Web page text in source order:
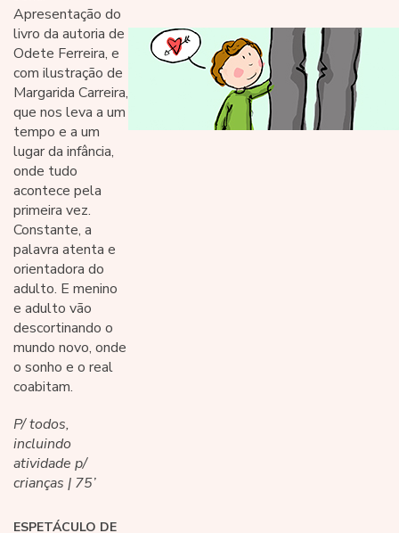
Apresentação do
livro da autoria de
Odete Ferreira, e
com ilustração de
Margarida Carreira,
que nos leva a um
tempo e a um
lugar da infância,
onde tudo
acontece pela
primeira vez.
Constante, a
palavra atenta e
orientadora do
adulto. E menino
e adulto vão
descortinando o
mundo novo, onde
o sonho e o real
coabitam.
P/ todos,
incluindo
atividade p/
crianças | 75’
ESPETÁCULO DE